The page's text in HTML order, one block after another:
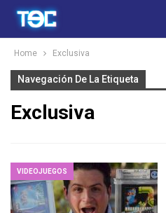
Home Exclusiva
Navegación De La Etiqueta
Exclusiva
VIDEOJUEGOS